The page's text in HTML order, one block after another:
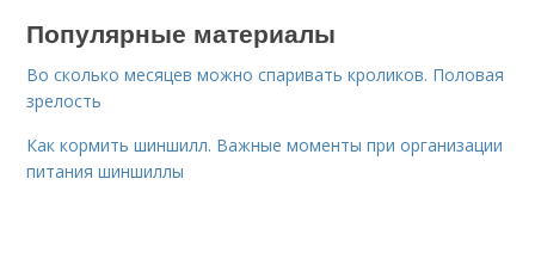
Популярные материалы
Во сколько месяцев можно спаривать кроликов. Половая
зрелость
Как кормить шиншилл. Важные моменты при организации
питания шиншиллы